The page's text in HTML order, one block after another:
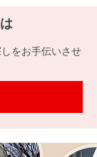
役員一
閉じる
をお手伝いさせ